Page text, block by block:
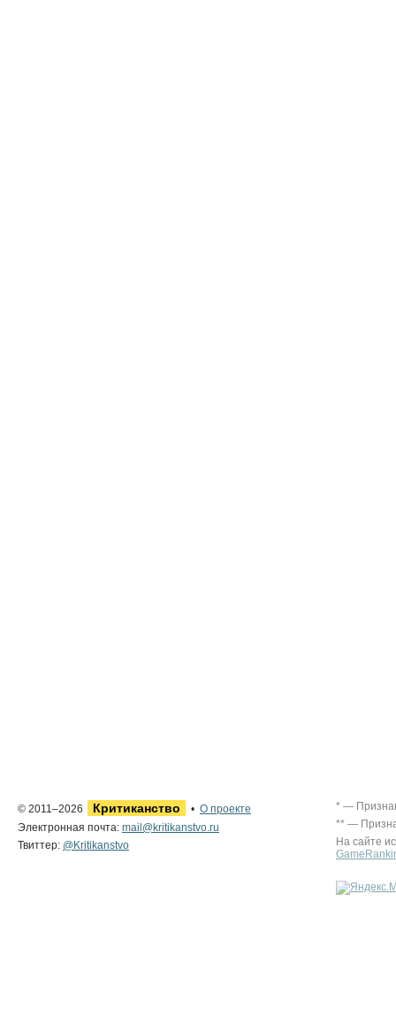
© 2011–2026 Критиканство • О проекте
Электронная почта: mail@kritikanstvo.ru
Твиттер: @Kritikanstvo
* —
** —
На сайте